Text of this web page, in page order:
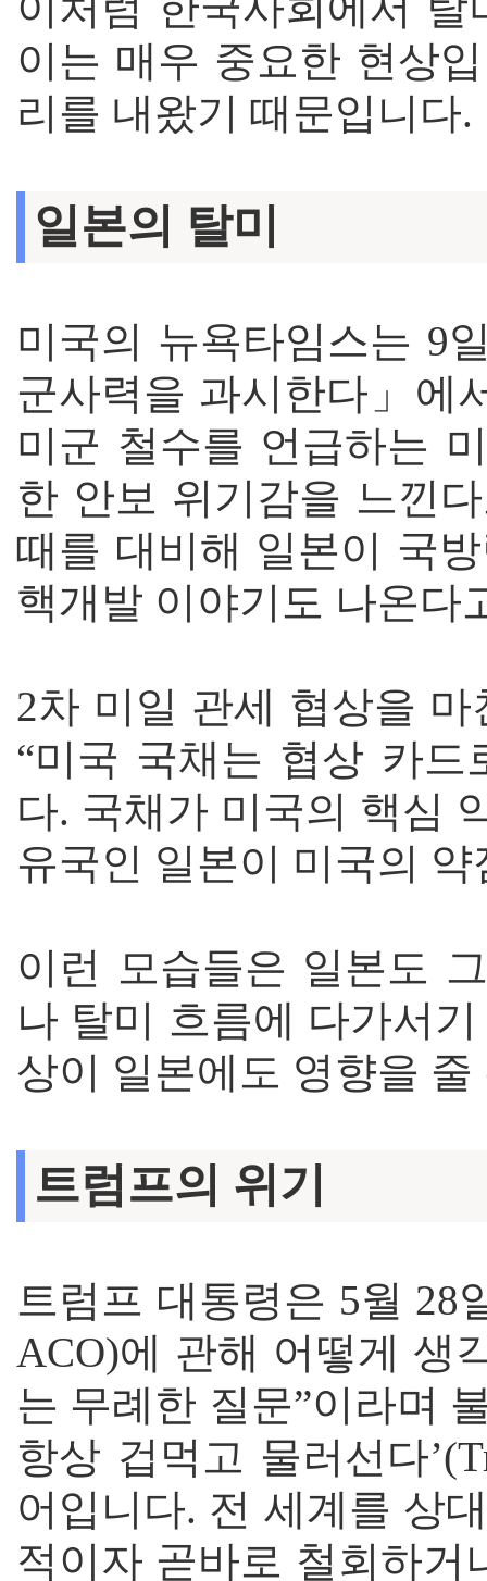
이는 매우 중요한 현상
리를 내왔기 때문입니다.
일본의 탈미
미국의 뉴욕타임스는 9
군사력을 과시한다」에
미군 철수를 언급하는
한 안보 위기감을 느낀
때를 대비해 일본이 국
핵개발 이야기도 나온다
2차 미일 관세 협상을
“미국 국채는 협상 카드
다. 국채가 미국의 핵심
유국인 일본이 미국의
이런 모습들은 일본도
나 탈미 흐름에 다가서
상이 일본에도 영향을
트럼프의 위기
트럼프 대통령은 5월 28
ACO)에 관해 어떻게 생
는 무례한 질문”이라며
항상 겁먹고 물러선다
어입니다. 전 세계를 상
적이자 곧바로 철회하거